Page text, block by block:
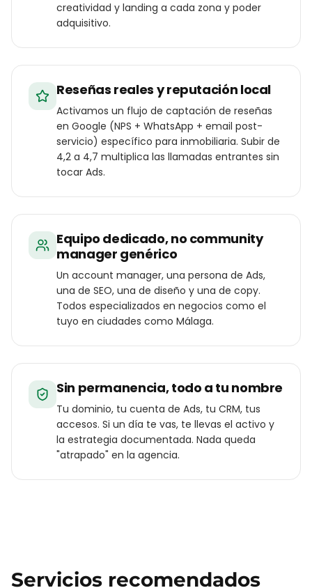
creatividad y landing a cada zona y poder
adquisitivo.
Reseñas reales y reputación local
Activamos un flujo de captación de reseñas
en Google (NPS + WhatsApp + email post-
servicio) específico para inmobiliaria. Subir de
4,2 a 4,7 multiplica las llamadas entrantes sin
tocar Ads.
Equipo dedicado, no community
manager genérico
Un account manager, una persona de Ads,
una de SEO, una de diseño y una de copy.
Todos especializados en negocios como el
tuyo en ciudades como Málaga.
Sin permanencia, todo a tu nombre
Tu dominio, tu cuenta de Ads, tu CRM, tus
accesos. Si un día te vas, te llevas el activo y
la estrategia documentada. Nada queda
"atrapado" en la agencia.
Servicios recomendados